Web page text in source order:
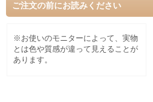
ご注文の前にお読みください
※お使いのモニターによって、実物
とは色や質感が違って見えることが
あります。